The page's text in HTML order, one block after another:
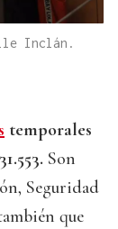
Inclán.
temporales
Son
Seguridad
que